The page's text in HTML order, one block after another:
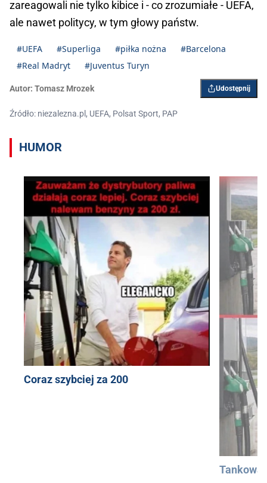
zareagowali nie tylko kibice i - co zrozumiałe - UEFA,
ale nawet politycy, w tym głowy państw.
#UEFA #Superliga #piłka nożna
#Barcelona
#Real Madryt
#Juventus Turyn
Autor: Tomasz Mrozek Udostępnij
Źródło: niezalezna.pl, UEFA, Polsat Sport, PAP
HUMOR
Coraz szybciej za 200